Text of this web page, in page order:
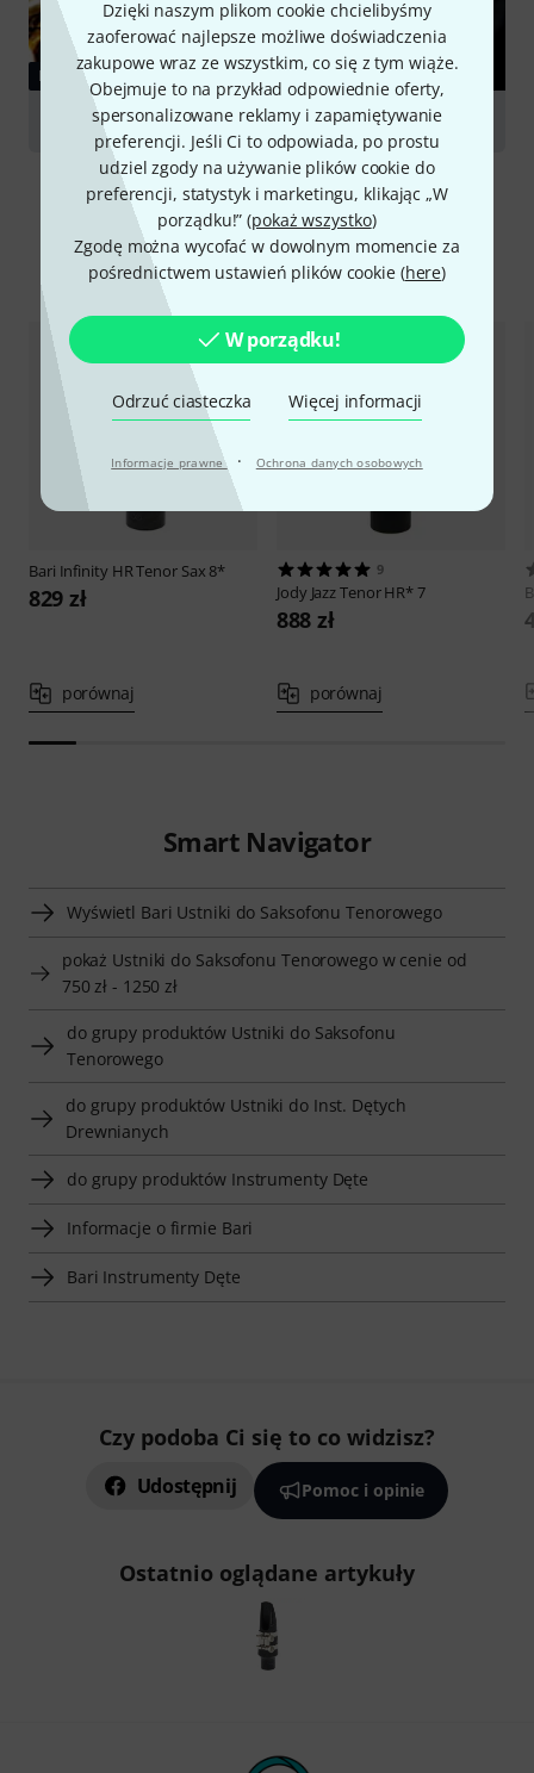
Dzięki naszym plikom cookie chcielibyśmy
zaoferować najlepsze możliwe doświadczenia
zakupowe wraz ze wszystkim, co się z tym wiąże.
Obejmuje to na przykład odpowiednie oferty,
spersonalizowane reklamy i zapamiętywanie
preferencji. Jeśli Ci to odpowiada, po prostu
udziel zgody na używanie plików cookie do
preferencji, statystyk i marketingu, klikając „W
porządku!” (pokaż wszystko)
Zgodę można wycofać w dowolnym momencie za
pośrednictwem ustawień plików cookie (here)
W porządku!
Odrzuć ciasteczka Więcej informacji
Informacje prawne · Ochrona danych osobowych
PORADNIKI
Saxophones
Porównaj opcje
Bari Infinity HR Tenor Sax 8*
829 zł
porównaj
9
Jody JazzTenor HR* 7
888 zł
porównaj
Smart Navigator
Wyświetl Bari Ustniki do Saksofonu Tenorowego
pokaż Ustniki do Saksofonu Tenorowego w cenie od
750 zł - 1250 zł
do grupy produktów Ustniki do Saksofonu
Tenorowego
do grupy produktów Ustniki do Inst. Dętych
Drewnianych
do grupy produktów Instrumenty Dęte
Informacje o firmie Bari
Bari Instrumenty Dęte
Czy podoba Ci się to co widzisz?
Udostępnij Pomoc i opinie
Ostatnio oglądane artykuły